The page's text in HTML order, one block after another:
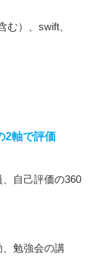
）、swift、
2軸で評価
自己評価の360
勉強会の講